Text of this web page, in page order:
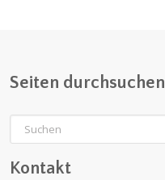
Seiten durchsuchen
Kontakt